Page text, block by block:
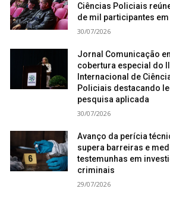
Ciências Policiais
de mil participantes em
30/07/2026
Jornal Comunicação
cobertura especial do
Internacional de
Policiais destacando
pesquisa aplicada
30/07/2026
Avanço da perícia
supera barreiras e
testemunhas em
criminais
29/07/2026